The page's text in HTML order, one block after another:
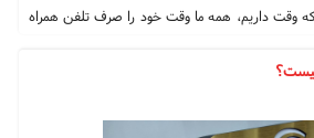
که وقت داریم، همه ما وقت خود را صرف تلفن همراه
همیشه فرسوده خواهد بود و ما نمی توانیم همیشه
زمان زیادی است. اگر شارژ گوشی قطع شود چه؟